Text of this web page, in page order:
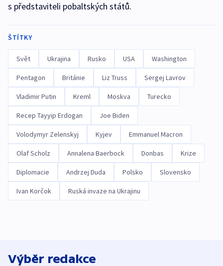
s představiteli pobaltských států.
ŠTÍTKY
Svět Ukrajina Rusko USA Washington
Pentagon Británie Liz Truss Sergej Lavrov
Vladimir Putin Kreml Moskva Turecko
Recep Tayyip Erdogan Joe Biden
Volodymyr Zelenskyj Kyjev Emmanuel Macron
Olaf Scholz Annalena Baerbock Donbas Krize
Diplomacie Andrzej Duda Polsko Slovensko
Ivan Korčok Ruská invaze na Ukrajinu
Výběr redakce